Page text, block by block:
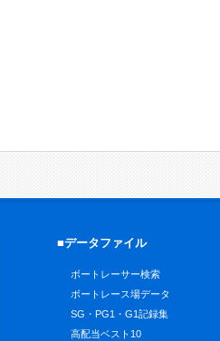
■データファイル
ボートレーサー検索
ボートレース場データ
SG・PG1・G1記録集
高配当ベスト10